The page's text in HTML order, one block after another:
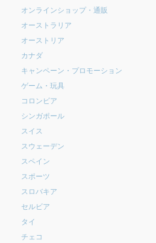
オンラインショップ・通販
オーストラリア
オーストリア
カナダ
キャンペーン・プロモーション
ゲーム・玩具
コロンビア
シンガポール
スイス
スウェーデン
スペイン
スポーツ
スロバキア
セルビア
タイ
チェコ